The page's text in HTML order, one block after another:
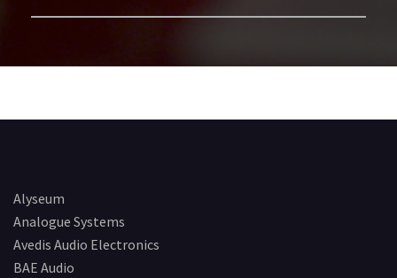
Alyseum
Analogue Systems
Avedis Audio Electronics
BAE Audio